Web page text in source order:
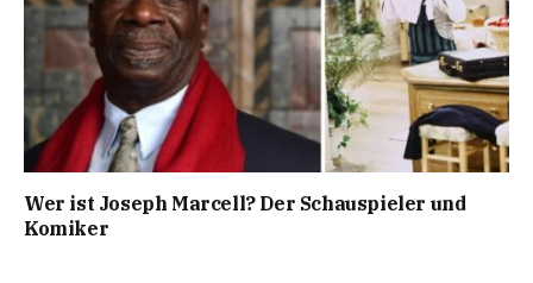
Wer ist Joseph Marcell? Der Schauspieler und
Komiker